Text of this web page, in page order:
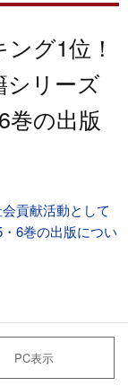
グ1位！
シリーズ
巻の出版
貢献活動として
6巻の出版につい
PC表示